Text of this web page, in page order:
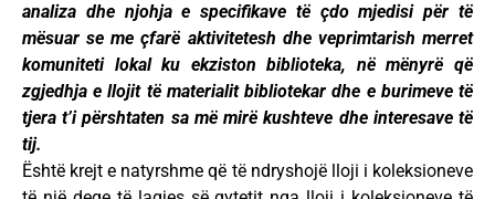
analiza dhe njohja e specifikave të çdo mjedisi për të
mësuar se me çfarë aktivitetesh dhe veprimtarish merret
komuniteti lokal ku ekziston biblioteka, në mënyrë që
zgjedhja e llojit të materialit bibliotekar dhe e burimeve të
tjera t’i përshtaten sa më mirë kushteve dhe interesave të
tij.
Është krejt e natyrshme që të ndryshojë lloji i koleksioneve